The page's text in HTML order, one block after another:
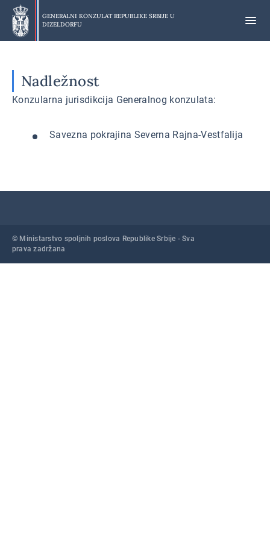
Preskoči
glavni
deo
GENERALNI KONZULAT REPUBLIKE SRBIJE U
DIZELDORFU
Nadležnost
Konzularna jurisdikcija Generalnog konzulata:
Savezna pokrajina Severna Rajna-Vestfalija
© Ministarstvo spoljnih poslova Republike Srbije - Sva
prava zadržana